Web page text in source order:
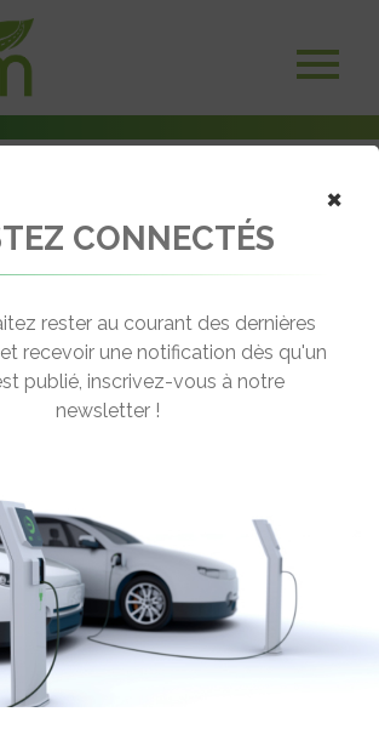
utilisables aussi facilement que des voitures
AUSSI FACILEMENT
Schwoerer le 16 Déc 2020 à 00:00
×
CONNECTÉS
rester au courant des dernières
recevoir une notification dès qu'un
publié, inscrivez-vous à notre
newsletter !